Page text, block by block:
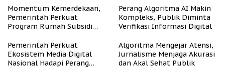
Momentum Kemerdekaan,
Pemerintah Perkuat
Program Rumah Subsidi
Berpenghasilan Rendah
Perang Algoritma AI Makin
Kompleks, Publik Diminta
Verifikasi Informasi Digital
Pemerintah Perkuat
Ekosistem Media Digital
Nasional Hadapi Perang
Algoritma Mengejar Atensi,
Jurnalisme Menjaga Akurasi
dan Akal Sehat Publik